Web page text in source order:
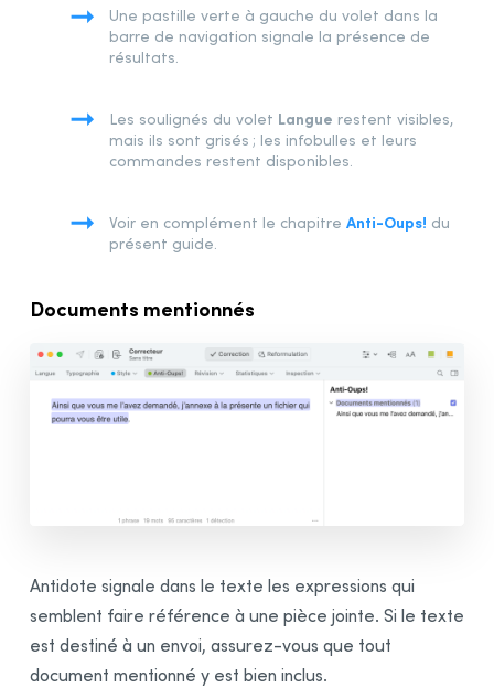
Ajuster la sensibilité
Liste desrésultats
Comprendre la correction
Faciliterla correction
Répétitions
Inclusivité
Volet Révision
Mode Reformulation
Volet Réécrire
Volet Retoucher
Volet Épicéniser
Une pastille verte à gauche du volet dans la
barre de navigation signale la présence de
résultats.
Les soulignés du volet Langue restent visibles,
mais ils sont grisés ; les infobulles et leurs
commandes restent disponibles.
Voir en complément le chapitre Anti-Oups! du
présent guide.
Documents mentionnés
Antidote signale dans le texte les expressions qui
semblent faire référence à une pièce jointe. Si le texte
est destiné à un envoi, assurez-vous que tout
document mentionné y est bien inclus.